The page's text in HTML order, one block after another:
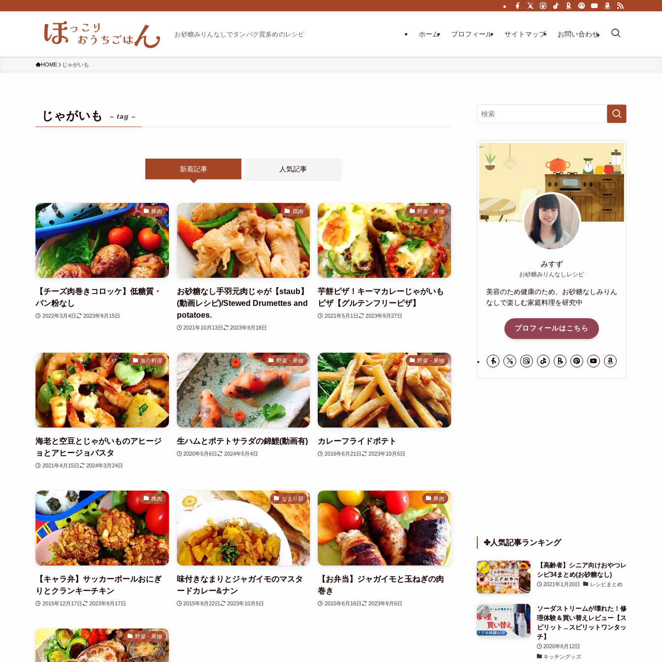
お砂糖みりんなしでタンパク質多めのレシピ ホーム プロフィール サイトマップ お問い合わせ
HOME じゃがいも
じゃがいも – tag –
新着記事 人気記事
豚肉
【チーズ肉巻きコロッケ】低糖質・
パン粉なし
2022年3月4日 2023年9月15日
鶏肉
お砂糖なし手羽元肉じゃが【staub】
(動画レシピ)/Stewed Drumettes and
potatoes.
2021年10月13日 2023年9月18日
野菜・果物
芋餅ピザ！キーマカレーじゃがいも
ピザ【グルテンフリーピザ】
2021年5月1日 2023年9月27日
魚介料理
海老と空豆とじゃがいものアヒージ
ョとアヒージョパスタ
2021年4月15日 2024年3月24日
野菜・果物
生ハムとポテトサラダの錦鯉(動画有)
2020年5月6日 2024年5月4日
野菜・果物
カレーフライドポテト
2016年6月21日 2023年10月5日
挽肉
【キャラ弁】サッカーボールおにぎ
りとクランキーチキン
2015年12月17日 2023年9月17日
なまり節
味付きなまりとジャガイモのマスタ
ードカレー&ナン
2015年9月22日 2023年10月5日
豚肉
【お弁当】ジャガイモと玉ねぎの肉
巻き
2015年6月16日 2023年9月6日
野菜・果物
みすず
お砂糖みりんなしレシピ
美容のため健康のため、お砂糖なしみりん
なしで楽しむ家庭料理を研究中
プロフィールはこちら
✤人気記事ランキング
【高齢者】シニア向けおやつレ
シピ34まとめ(お砂糖なし)
2021年1月20日 レシピまとめ
ソーダストリームが壊れた！修
理体験＆買い替えレビュー【ス
ピリット→スピリットワンタッ
チ】
2020年6月12日
キッチングッズ